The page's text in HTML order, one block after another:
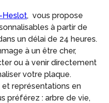
Heslot, vous propose
à partir de
un délai de 24 heures.
à un être cher,
ou à venir directement
votre plaque.
représentations en
préférez : arbre de vie,